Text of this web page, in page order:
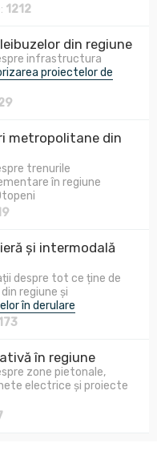
1212
din regiune
infrastructura
proiectelor de
metropolitane din
trenurile
în regiune
și intermodală
despre tot ce ține de
regiune și
în derulare
în regiune
zone pietonale,
electrice și proiecte